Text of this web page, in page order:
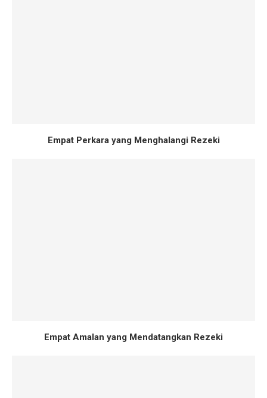
Empat Perkara yang Menghalangi Rezeki
Empat Amalan yang Mendatangkan Rezeki